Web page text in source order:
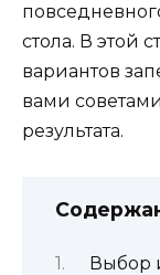
стола. В этой
вариантов
вами
результата.
Выбор